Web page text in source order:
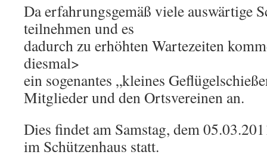
Da erfahrungsgemäß viele auswärtige
teilnehmen und es
dadurch zu erhöhten Wartezeiten
diesmal>
ein sogenantes „kleines
Mitglieder und den Ortsvereinen an.
Dies findet am Samstag, dem
im Schützenhaus statt.